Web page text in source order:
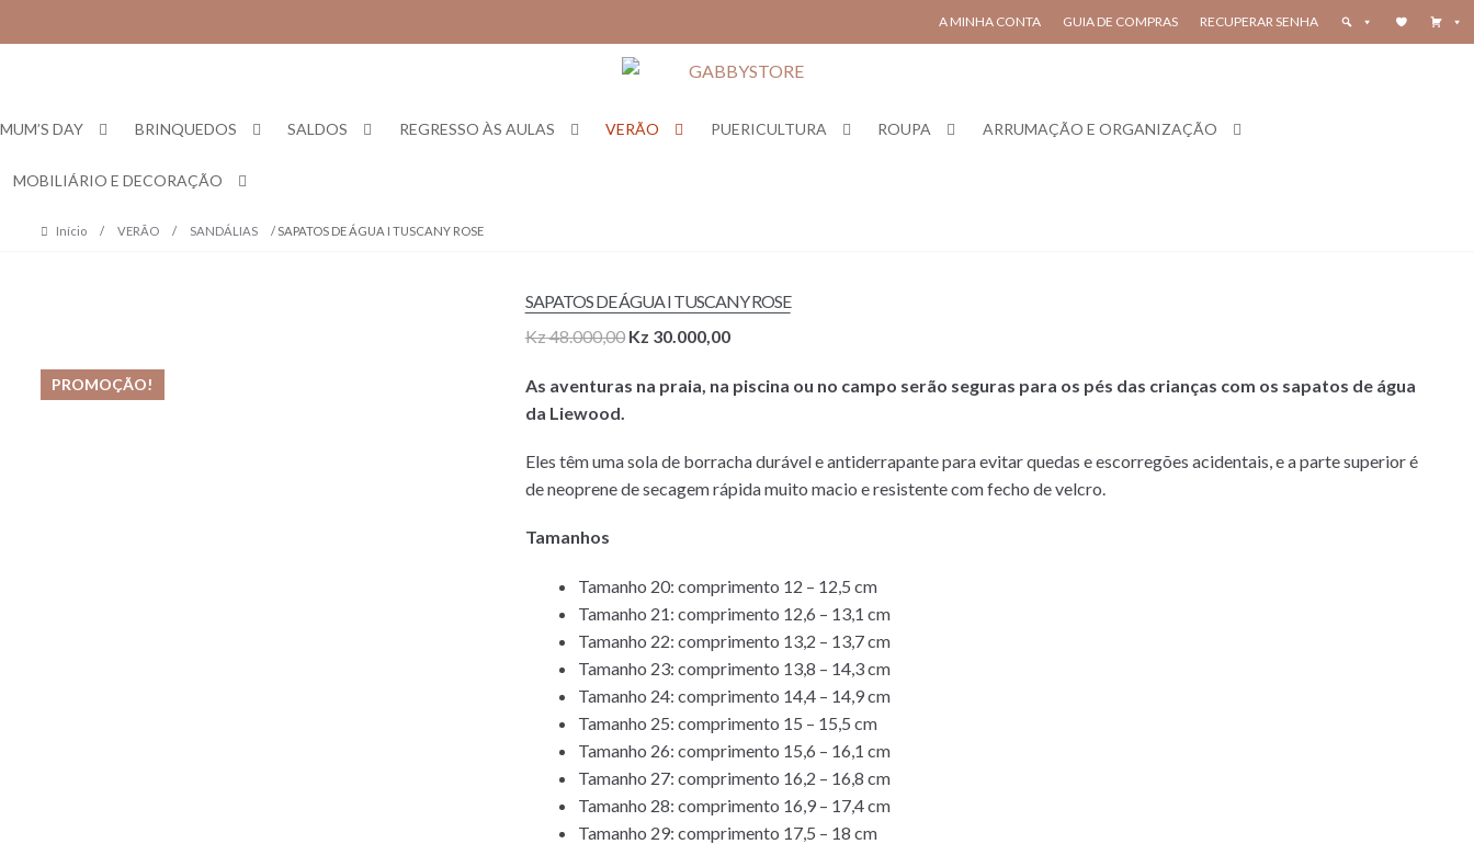
to
to
RECUPERAR SENHA
GUIA DE COMPRAS
A MINHA CONTA
MUM’S DAY BRINQUEDOS SALDOS REGRESSO ÀS AULAS VERÃO PUERICULTURA ROUPA ARRUMAÇÃO E ORGANIZAÇÃO
MOBILIÁRIO E DECORAÇÃO
Início / VERÃO / SANDÁLIAS / SAPATOS DE ÁGUA I TUSCANY ROSE
PROMOÇÃO!
SAPATOS DE ÁGUA I TUSCANY ROSE
Kz48.000,00 Original
was:
Kz 30.000,00Current
is:
As aventuras na praia, na piscina ou no campo serão seguras para os pés das crianças com os sapatos de água
da Liewood.
Eles têm uma sola de borracha durável e antiderrapante para evitar quedas e escorregões acidentais, e a parte superior é
de neoprene de secagem rápida muito macio e resistente com fecho de velcro.
Tamanhos
Tamanho 20: comprimento 12 – 12,5 cm
Tamanho 21: comprimento 12,6 – 13,1 cm
Tamanho 22: comprimento 13,2 – 13,7 cm
Tamanho 23: comprimento 13,8 – 14,3 cm
Tamanho 24: comprimento 14,4 – 14,9 cm
Tamanho 25: comprimento 15 – 15,5 cm
Tamanho 26: comprimento 15,6 – 16,1 cm
Tamanho 27: comprimento 16,2 – 16,8 cm
Tamanho 28: comprimento 16,9 – 17,4 cm
Tamanho 29: comprimento 17,5 – 18 cm